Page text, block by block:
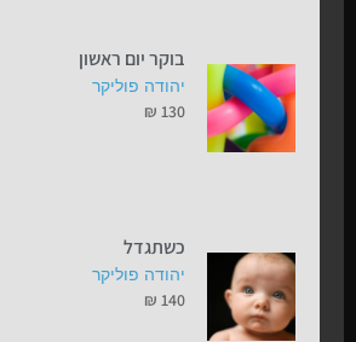
בוקר יום ראשון
יהודה פוליקר
₪ 130
כשתגדל
יהודה פוליקר
₪ 140